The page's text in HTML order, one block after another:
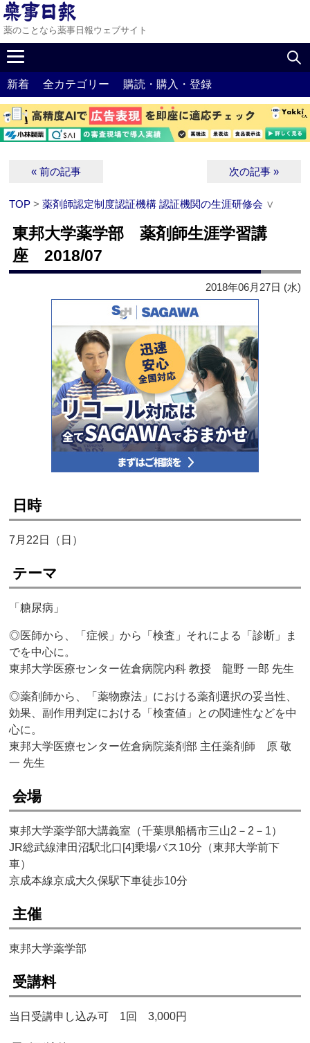
薬のことなら薬事日報ウェブサイト
新着 全カテゴリー 購読・購入・登録
« 前の記事 次の記事 »
TOP >薬剤師認定制度認証機構 認証機関の生涯研修会 ∨
東邦大学薬学部 薬剤師生涯学習講
座 2018/07
2018年06月27日 (水)
日時
7月22日（日）
テーマ
「糖尿病」
◎医師から、「症候」から「検査」それによる「診断」ま
でを中心に。
東邦大学医療センター佐倉病院内科 教授 龍野 一郎 先生
◎薬剤師から、「薬物療法」における薬剤選択の妥当性、
効果、副作用判定における「検査値」との関連性などを中
心に。
東邦大学医療センター佐倉病院薬剤部 主任薬剤師 原 敬
一 先生
会場
東邦大学薬学部大講義室（千葉県船橋市三山2－2－1）
JR総武線津田沼駅北口[4]乗場バス10分（東邦大学前下
車）
京成本線京成大久保駅下車徒歩10分
主催
東邦大学薬学部
受講料
当日受講申し込み可 1回 3,000円